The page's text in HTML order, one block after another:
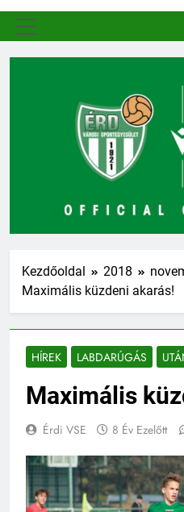
Kezdőoldal 2018
Maximális küzdeni akarás!
HÍREK LABDARÚGÁS
Maximális
Érdi VSE 8 Év Ezelőtt